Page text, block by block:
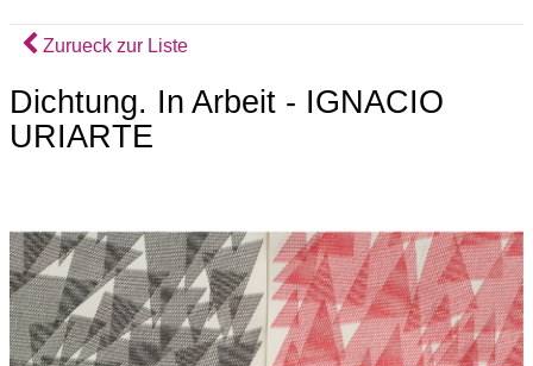
Zurueck zur Liste
Dichtung. In Arbeit - IGNACIO
URIARTE